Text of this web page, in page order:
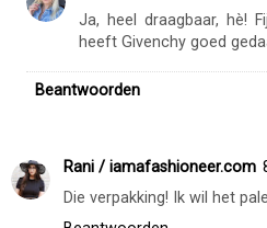
Ja, heel draagbaar, hè!
heeft Givenchy goed
Beantwoorden
Rani / iamafashioneer.com
Die verpakking! Ik wil het